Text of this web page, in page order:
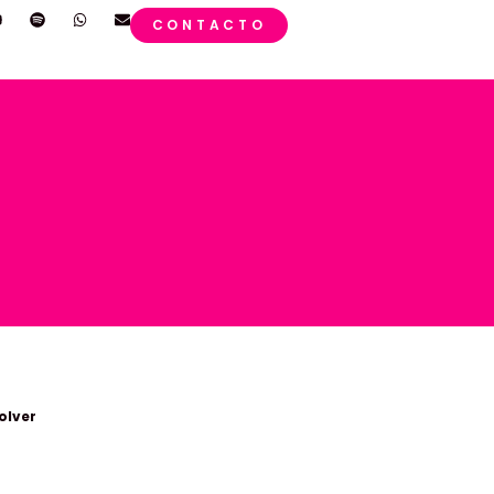
CONTACTO